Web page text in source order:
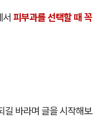
서 피부과를 선택할 때
길 바라며 글을 시작해